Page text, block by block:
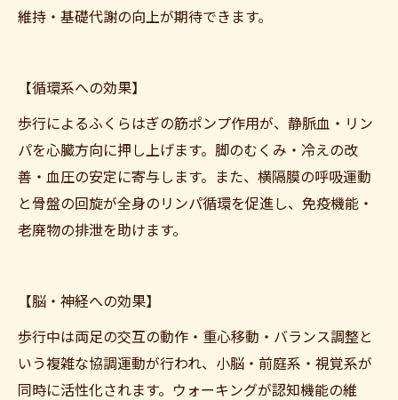
維持・基礎代謝の向上が期待できます。
【循環系への効果】
歩行によるふくらはぎの筋ポンプ作用が、静脈血・リン
パを心臓方向に押し上げます。脚のむくみ・冷えの改
善・血圧の安定に寄与します。また、横隔膜の呼吸運動
と骨盤の回旋が全身のリンパ循環を促進し、免疫機能・
老廃物の排泄を助けます。
【脳・神経への効果】
歩行中は両足の交互の動作・重心移動・バランス調整と
いう複雑な協調運動が行われ、小脳・前庭系・視覚系が
同時に活性化されます。ウォーキングが認知機能の維